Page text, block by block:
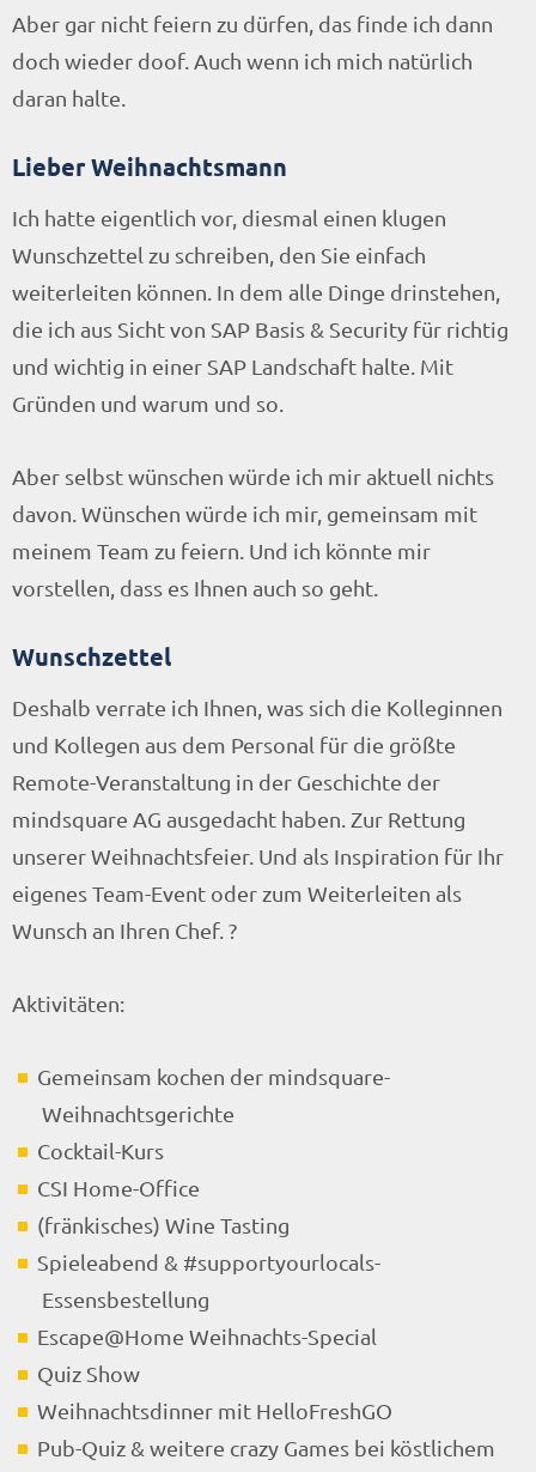
Aber gar nicht feiern zu dürfen, das finde ich dann
doch wieder doof. Auch wenn ich mich natürlich
daran halte.
Lieber Weihnachtsmann
Ich hatte eigentlich vor, diesmal einen klugen
Wunschzettel zu schreiben, den Sie einfach
weiterleiten können. In dem alle Dinge drinstehen,
die ich aus Sicht von SAP Basis & Security für richtig
und wichtig in einer SAP Landschaft halte. Mit
Gründen und warum und so.
Aber selbst wünschen würde ich mir aktuell nichts
davon. Wünschen würde ich mir, gemeinsam mit
meinem Team zu feiern. Und ich könnte mir
vorstellen, dass es Ihnen auch so geht.
Wunschzettel
Deshalb verrate ich Ihnen, was sich die Kolleginnen
und Kollegen aus dem Personal für die größte
Remote-Veranstaltung in der Geschichte der
mindsquare AG ausgedacht haben. Zur Rettung
unserer Weihnachtsfeier. Und als Inspiration für Ihr
eigenes Team-Event oder zum Weiterleiten als
Wunsch an Ihren Chef. ?
Aktivitäten:
Gemeinsam kochen der mindsquare-
Weihnachtsgerichte
Cocktail-Kurs
CSI Home-Office
(fränkisches) Wine Tasting
Spieleabend & #supportyourlocals-
Essensbestellung
Escape@Home Weihnachts-Special
Quiz Show
Weihnachtsdinner mit HelloFreshGO
Pub-Quiz & weitere crazy Games bei köstlichem